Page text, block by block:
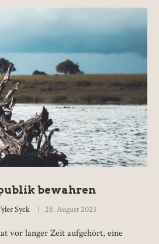
bewahren
Syck 28. August 2023
vor langer Zeit aufgehört, eine